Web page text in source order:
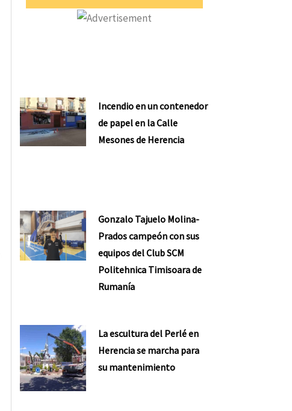
Incendio en un contenedor
de papel en la Calle
Mesones de Herencia
Gonzalo Tajuelo Molina-
Prados campeón con sus
equipos del Club SCM
Politehnica Timisoara de
Rumanía
La escultura del Perlé en
Herencia se marcha para
su mantenimiento